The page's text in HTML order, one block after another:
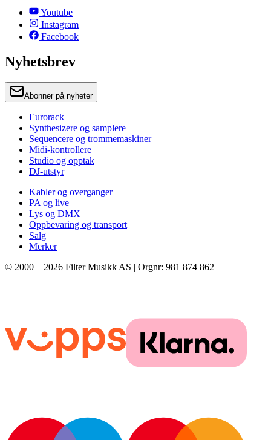
Youtube
Instagram
Facebook
Nyhetsbrev
Abonner på nyheter
Eurorack
Synthesizere og samplere
Sequencere og trommemaskiner
Midi-kontrollere
Studio og opptak
DJ-utstyr
Kabler og overganger
PA og live
Lys og DMX
Oppbevaring og transport
Salg
Merker
© 2000 – 2026 Filter Musikk AS | Orgnr: 981 874 862